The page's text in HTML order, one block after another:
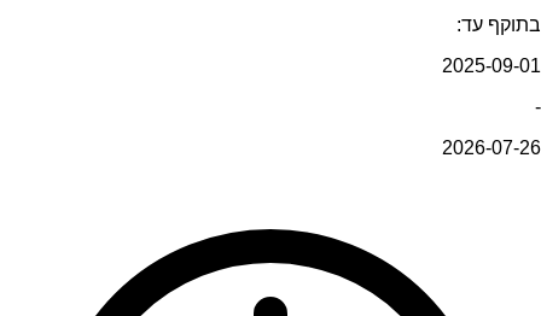
בתוקף עד:
2025-09-01
-
2026-07-26